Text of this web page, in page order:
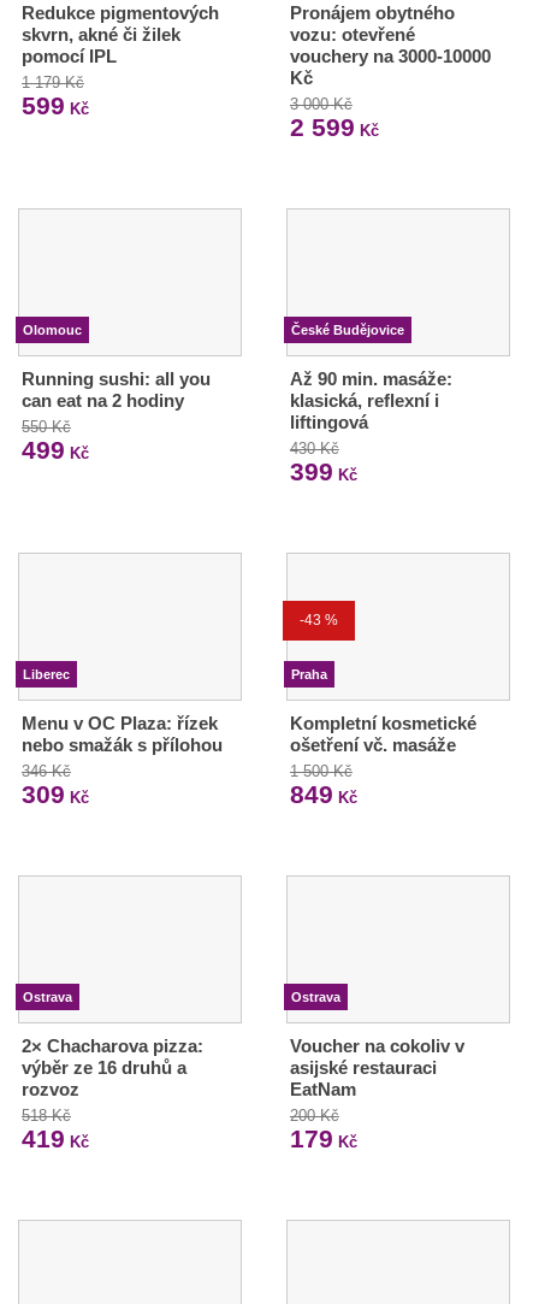
Redukce pigmentových
skvrn, akné či žilek
pomocí IPL
1 179 Kč
599 Kč
Pronájem obytného
vozu: otevřené
vouchery na 3000-10000
Kč
3 000 Kč
2 599 Kč
Olomouc
Running sushi: all you
can eat na 2 hodiny
550 Kč
499 Kč
České Budějovice
Až 90 min. masáže:
klasická, reflexní i
liftingová
430 Kč
399 Kč
Liberec
Menu v OC Plaza: řízek
nebo smažák s přílohou
346 Kč
309 Kč
-43 %
Praha
Kompletní kosmetické
ošetření vč. masáže
1 500 Kč
849 Kč
Ostrava
2× Chacharova pizza:
výběr ze 16 druhů a
rozvoz
518 Kč
419 Kč
Ostrava
Voucher na cokoliv v
asijské restauraci
EatNam
200 Kč
179 Kč